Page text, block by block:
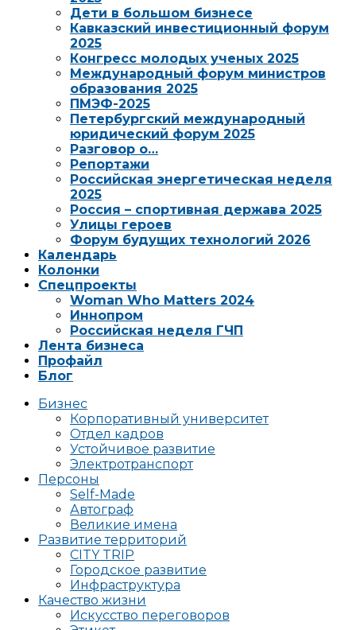
Дети в большом бизнесе
Кавказский инвестиционный форум
2025
Конгресс молодых ученых 2025
Международный форум министров
образования 2025
ПМЭФ-2025
Петербургский международный
юридический форум 2025
Разговор о…
Репортажи
Российская энергетическая неделя
2025
Россия – спортивная держава 2025
Улицы героев
Форум будущих технологий 2026
Календарь
Колонки
Спецпроекты
Woman Who Matters 2024
Иннопром
Российская неделя ГЧП
Лента бизнеса
Профайл
Блог
Бизнес
Корпоративный университет
Отдел кадров
Устойчивое развитие
Электротранспорт
Персоны
Self-Made
Автограф
Великие имена
Развитие территорий
CITY TRIP
Городское развитие
Инфраструктура
Качество жизни
Искусство переговоров